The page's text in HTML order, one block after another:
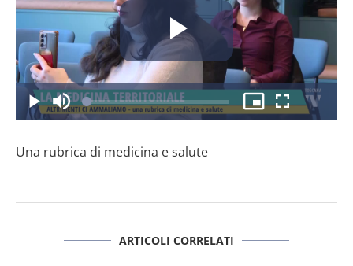
il
video
PlayDisattiva
l’audio
Caricato:
3.08%
Picture-
in-
Schermo
intero
Una rubrica di medicina e salute
ARTICOLI CORRELATI